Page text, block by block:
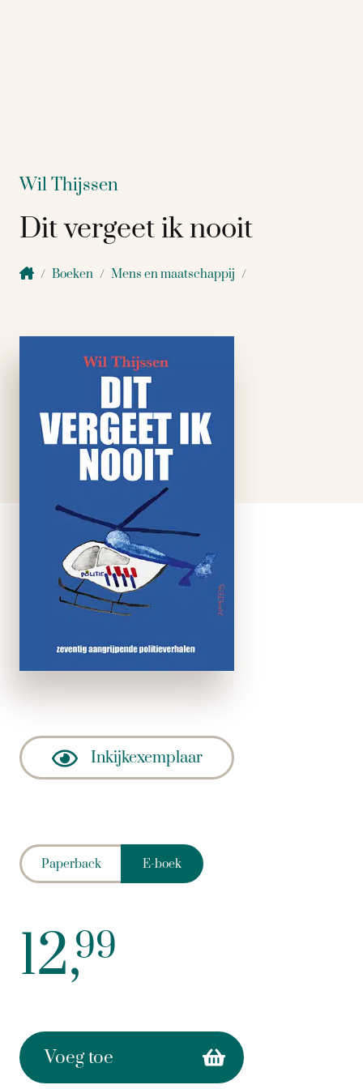
Wil Thijssen
Dit vergeet ik nooit
Boeken Mens en maatschappij
Inkijkexemplaar
Paperback E-boek
12,99
Voeg toe